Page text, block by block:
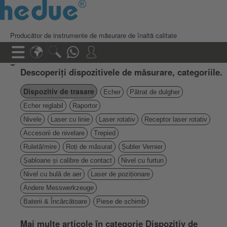
Producător de instrumente de măsurare de înaltă calitate
Descoperiți dispozitivele de măsurare, categoriile.
Dispozitiv de trasare Echer
Pătrat de dulgher
Echer reglabil
Raportor
Nivele
Laser cu linie Laser rotativ
Receptor laser rotativ
Accesorii de nivelare
Trepied
Ruletă/mire
Roți de măsurat
Șubler Vernier
Șabloane și calibre de contact
Nivel cu furtun
Nivel cu bulă de aer
Laser de poziționare
Andere Messwerkzeuge
Baterii & Încărcătoare
Piese de schimb
Mai multe articole în categorie Dispozitiv de